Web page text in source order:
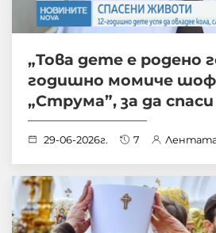
„Това дете е родено
годишно момиче
„Струма”, за да
29-06-2026г. 7